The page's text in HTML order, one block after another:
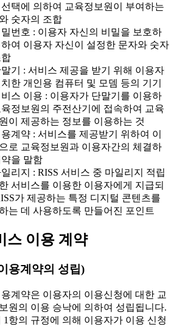
택에 의하여 교육정보원이 부여하는
숫자의 조합
번호 : 이용자 자신의 비밀을 보호하
여 이용자 자신이 설정한 문자와 숫자
기 : 서비스 제공을 받기 위해 이용자
한 개인용 컴퓨터 및 모뎀 등의 기기
스 이용 : 이용자가 단말기를 이용하
정보원의 주전산기에 접속하여 교육
이 제공하는 정보를 이용하는 것
계약 : 서비스를 제공받기 위하여 이
로 교육정보원과 이용자간의 체결하
을 말함
리지 : RISS 서비스 중 마일리지 적립
서비스를 이용한 이용자에게 지급되
가 제공하는 특정 디지털 콘텐츠를
는 데 사용하도록 만들어진 포인트
스 이용 계약
용계약의 성립)
계약은 이용자의 이용신청에 대한 교
원의 이용 승낙에 의하여 성립됩니다.
항의 규정에 의해 이용자가 이용 신청